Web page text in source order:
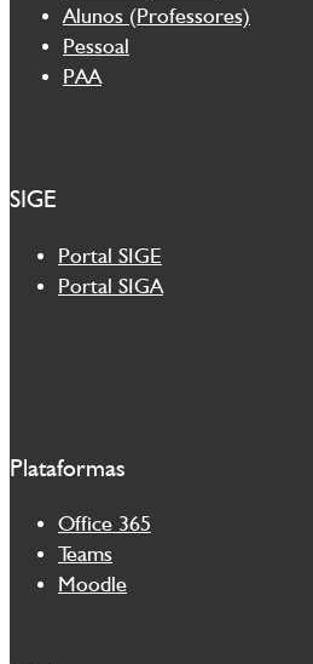
Alunos (Professores)
Pessoal
PAA
SIGE
Portal SIGE
Portal SIGA
Plataformas
Office 365
Teams
Moodle